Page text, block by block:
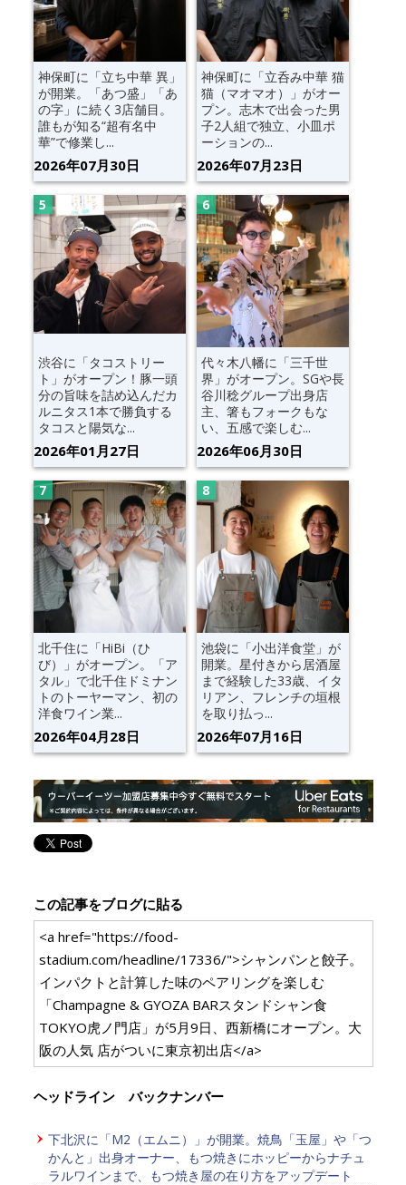
神保町に「立ち中華 異」
が開業。「あつ盛」「あ
の字」に続く3店舗目。
誰もが知る“超有名中
華”で修業し...
2026年07月30日
神保町に「立呑み中華 猫
猫（マオマオ）」がオー
プン。志木で出会った男
子2人組で独立、小皿ポ
ーションの...
2026年07月23日
渋谷に「タコストリー
ト」がオープン！豚一頭
分の旨味を詰め込んだカ
ルニタス1本で勝負する
タコスと陽気な...
2026年01月27日
代々木八幡に「三千世
界」がオープン。SGや長
谷川稔グループ出身店
主、箸もフォークもな
い、五感で楽しむ...
2026年06月30日
北千住に「HiBi（ひ
び）」がオープン。「ア
タル」で北千住ドミナン
トのトーヤーマン、初の
洋食ワイン業...
2026年04月28日
池袋に「小出洋食堂」が
開業。星付きから居酒屋
まで経験した33歳、イタ
リアン、フレンチの垣根
を取り払っ...
2026年07月16日
この記事をブログに貼る
<a href="https://food-
stadium.com/headline/17336/">シャンパンと餃子。
インパクトと計算した味のペアリングを楽しむ
「Champagne & GYOZA BARスタンドシャン食
TOKYO虎ノ門店」が5月9日、西新橋にオープン。大
阪の人気 店がついに東京初出店</a>
ヘッドライン バックナンバー
下北沢に「M2（エムニ）」が開業。焼鳥「玉屋」や「つ
かんと」出身オーナー、もつ焼きにホッピーからナチュ
ラルワインまで、もつ焼き屋の在り方をアップデート